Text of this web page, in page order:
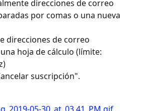
direcciones de correo
por comas o una nueva
direcciones de correo
hoja de cálculo (límite:
suscripción".